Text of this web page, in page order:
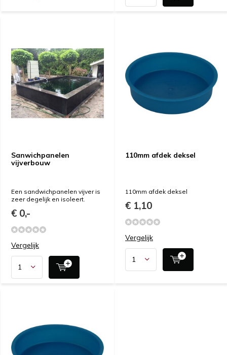
Sanwichpanelen
vijverbouw
Een sandwichpanelen vijver is
zeer degelijk en isoleert.
€ 0,-
Vergelijk
110mm afdek deksel
110mm afdek deksel
€ 1,10
Vergelijk